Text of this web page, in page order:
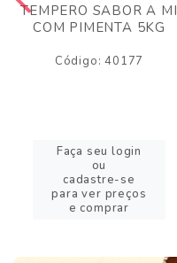
TEMPERO SABOR A MI
COM PIMENTA 5KG
Código: 40177
Faça seu login
ou
cadastre-se
para ver preços
e comprar